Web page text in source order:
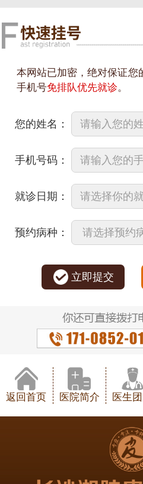
本网站已加密，绝对保证您
手机号免排队优先就诊。
您的姓名：
手机号码：
就诊日期：
预约病种：
立即提交
返回首页 医院简介 医生